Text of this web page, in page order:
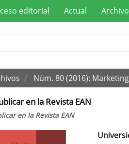
editorial Actual
Núm. 80 (2016):
en la Revista EAN
en la Revista EAN